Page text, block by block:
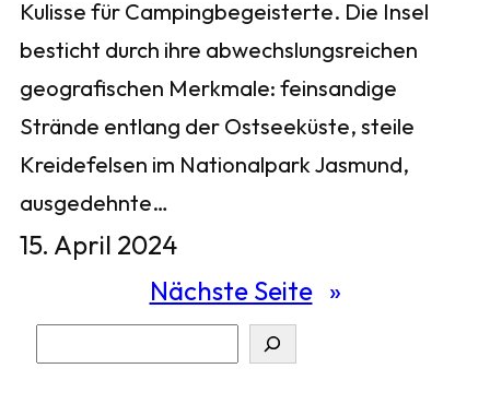
Kulisse für Campingbegeisterte. Die Insel
besticht durch ihre abwechslungsreichen
geografischen Merkmale: feinsandige
Strände entlang der Ostseeküste, steile
Kreidefelsen im Nationalpark Jasmund,
ausgedehnte…
15. April 2024
Nächste Seite »